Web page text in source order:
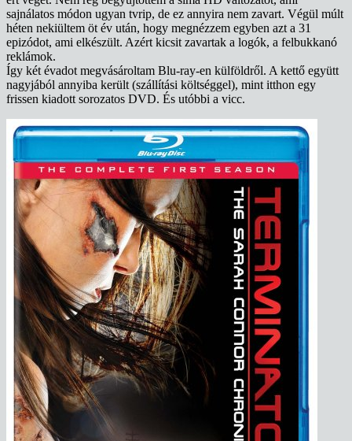
sajnálatos módon ugyan tvrip, de ez annyira nem zavart. Végül múlt
héten nekiültem öt év után, hogy megnézzem egyben azt a 31
epizódot, ami elkészült. Azért kicsit zavartak a logók, a felbukkanó
reklámok.
Így két évadot megvásároltam Blu-ray-en külföldről. A kettő együtt
nagyjából annyiba került (szállítási költséggel), mint itthon egy
frissen kiadott sorozatos DVD. És utóbbi a vicc.